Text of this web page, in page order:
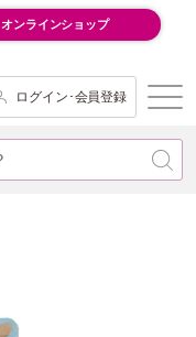
オンラインショップ
ログイン･会員登録